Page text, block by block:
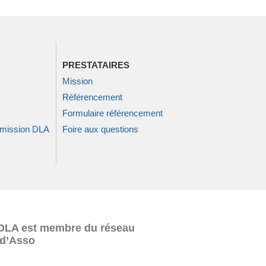
DLA
PRESTATAIRES
Mission
Référencement
Formulaire référencement
Foire aux questions
est membre du réseau